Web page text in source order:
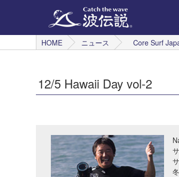
HOME
ニュース Core Surf
12/5 Hawaii Day vol-2